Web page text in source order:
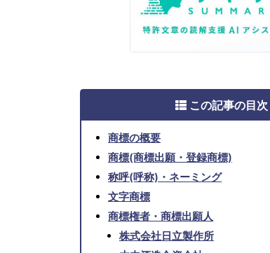
この記事の目次
商標の概要
商標(商標出願・登録商標)
称呼(呼称)・ネーミング
文字商標
商標権者・商標出願人
株式会社日立製作所